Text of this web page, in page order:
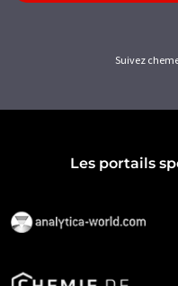
Suivez
Les portails